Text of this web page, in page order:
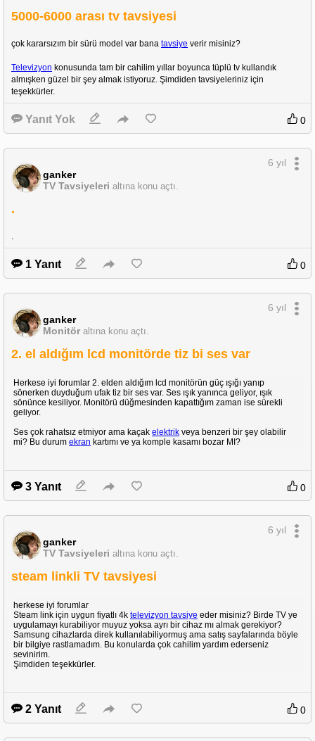
5000-6000 arası tv tavsiyesi
çok kararsızım bir sürü model var bana tavsiye verir misiniz?
Televizyon konusunda tam bir cahilim yıllar boyunca tüplü tv kullandık
almışken güzel bir şey almak istiyoruz. Şimdiden tavsiyeleriniz için
teşekkürler.
Yanıt Yok 0
ganker
TV Tavsiyeleri altına konu açtı.
6 yıl
.
.
1 Yanıt 0
ganker
Monitör altına konu açtı.
6 yıl
2. el aldığım lcd monitörde tiz bi ses var
Herkese iyi forumlar 2. elden aldığım lcd monitörün güç ışığı yanıp
sönerken duyduğum ufak tiz bir ses var. Ses ışık yanınca geliyor, ışık
sönünce kesiliyor. Monitörü düğmesinden kapattığım zaman ise sürekli
geliyor.
Ses çok rahatsız etmiyor ama kaçak elektrik veya benzeri bir şey olabilir
mi? Bu durum ekran kartımı ve ya komple kasamı bozar MI?
3 Yanıt 0
ganker
TV Tavsiyeleri altına konu açtı.
6 yıl
steam linkli TV tavsiyesi
herkese iyi forumlar
Steam link için uygun fiyatlı 4k televizyon tavsiye eder misiniz? Birde TV ye
uygulamayı kurabiliyor muyuz yoksa ayrı bir cihaz mı almak gerekiyor?
Samsung cihazlarda direk kullanılabiliyormuş ama satış sayfalarında böyle
bir bilgiye rastlamadım. Bu konularda çok cahilim yardım ederseniz
sevinirim.
Şimdiden teşekkürler.
2 Yanıt 0